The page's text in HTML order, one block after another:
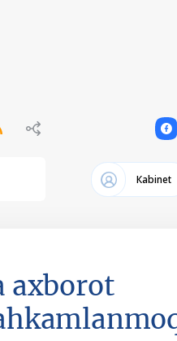
1
Кabinet
axborot